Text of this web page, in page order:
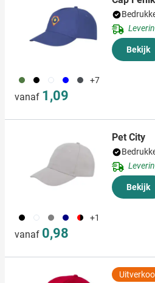
232 001 002 005 874 +7
vanaf 1,09
Bekijk
001 002 003 536 083 +1
vanaf 0,98
Pet City
Bekijk